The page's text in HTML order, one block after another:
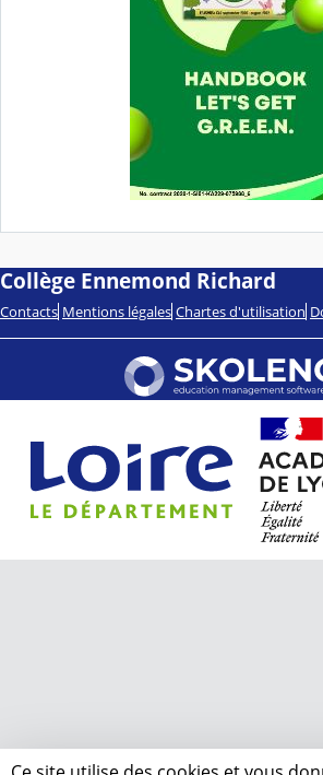
Collège Ennemond Richard
Contacts Mentions légales Chartes d'utilisation